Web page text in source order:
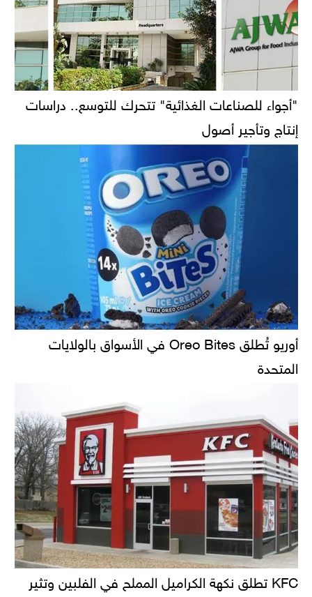
"أجواء للصناعات الغذائية" تتحرك للتوسع.. دراسات
إنتاج وتأجير أصول
أوريو تُطلق Oreo Bites في الأسواق بالولايات
المتحدة
KFC تطلق نكهة الكراميل المملح في الفلبين وتثير